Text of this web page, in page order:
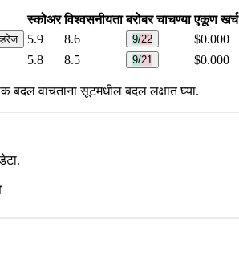
स्कोअर विश्वसनीयता बरोबर चाचण्या एकूण खर्च
5.9 8.6 9/22 $0.000
5.8 8.5 9/21 $0.000
बदल वाचताना सूटमधील बदल लक्षात घ्या.